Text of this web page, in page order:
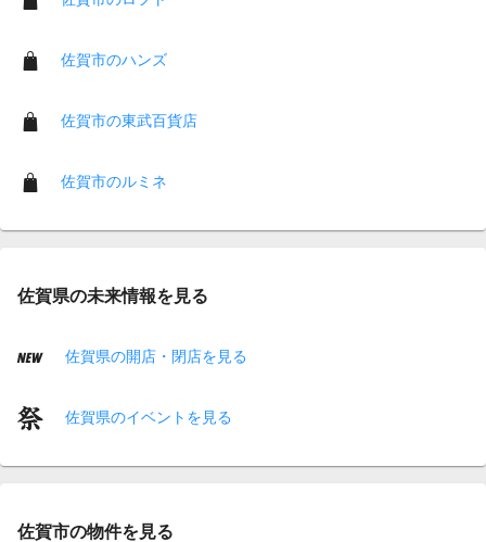
佐賀市のハンズ
佐賀市の東武百貨店
佐賀市のルミネ
佐賀県の未来情報を見る
佐賀県の開店・閉店を見る
佐賀県のイベントを見る
佐賀市の物件を見る